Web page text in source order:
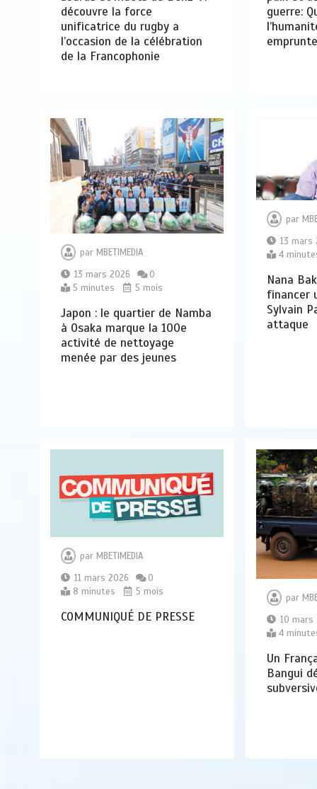
découvre la force
unificatrice du rugby a
l’occasion de la célébration
de la Francophonie
guerre:
par MBETIMEDIA
13 mars 2026
0
5 minutes
5 mois
Japon : le quartier de Namba
à Osaka marque la 100e
activité de nettoyage
menée par des jeunes
par
13 mars
4
Nana
financer
Sylvain
attaque
par MBETIMEDIA
11 mars 2026
0
8 minutes
5 mois
COMMUNIQUÉ DE PRESSE
par
10 mars
4
Un
Bangui